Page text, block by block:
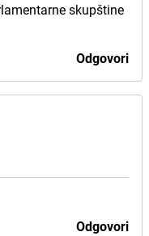
skupštine
Odgovori
Odgovori